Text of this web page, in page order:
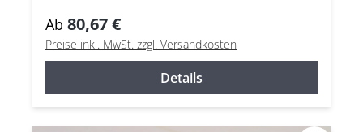
Ab 80,67 €
Preise inkl. MwSt. zzgl. Versandkosten
Details